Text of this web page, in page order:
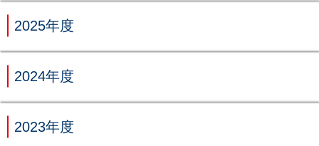
2025年度
2024年度
2023年度